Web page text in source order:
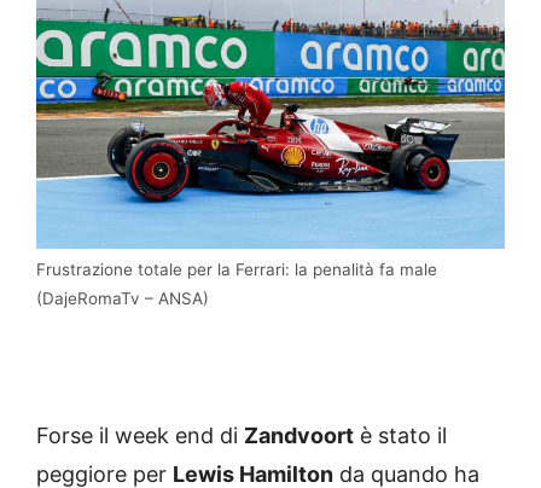
Frustrazione totale per la Ferrari: la penalità fa male
(DajeRomaTv – ANSA)
Forse il week end di Zandvoort è stato il
peggiore per Lewis Hamilton da quando ha